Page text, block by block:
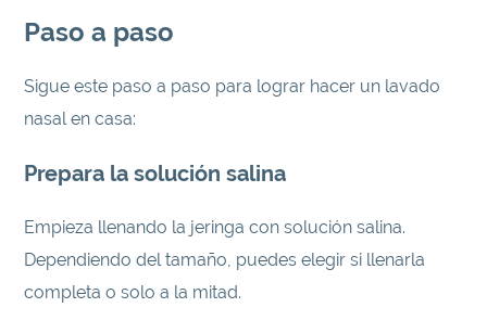
Paso a paso
Sigue este paso a paso para lograr hacer un lavado
nasal en casa:
Prepara la solución salina
Empieza llenando la jeringa con solución salina.
Dependiendo del tamaño, puedes elegir si llenarla
completa o solo a la mitad.